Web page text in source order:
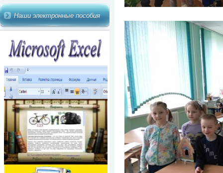
Наши электронные пособия